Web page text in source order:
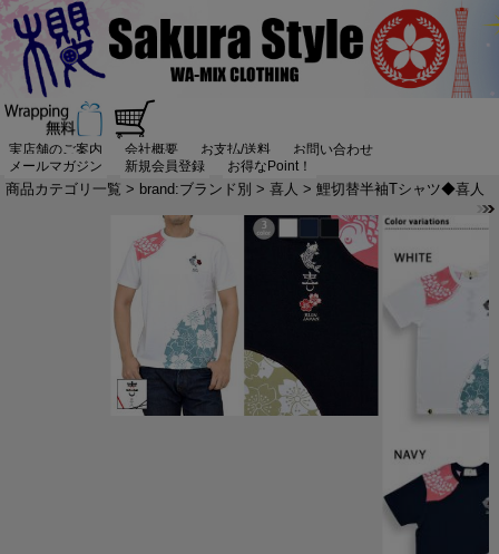
実店舗のご案内 会社概要 お支払/送料
お問い合わせ
メールマガジン
新規会員登録 お得なPoint！
商品カテゴリ一覧 > brand:ブランド別 > 喜人 > 鯉切替半袖Tシャツ◆喜人